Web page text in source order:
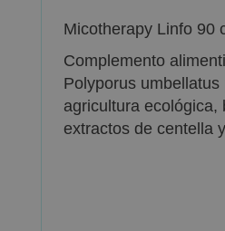
Micotherapy Linfo 90
Complemento
Polyporus umbellatus
agricultura ecológica,
extractos de centella